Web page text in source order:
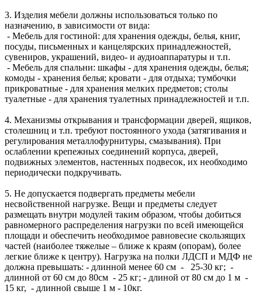
3. Изделия мебели должны использоваться только по
назначению, в зависимости от вида:
- Мебель для гостиной: для хранения одежды, белья, книг,
посуды, письменных и канцелярских принадлежностей,
сувениров, украшений, видео- и аудиоаппаратуры и т.п.
- Мебель для спальни: шкафы - для хранения одежды, белья;
комоды - хранения белья; кровати - для отдыха; тумбочки
прикроватные - для хранения мелких предметов; столы
туалетные - для хранения туалетных принадлежностей и т.п.
4. Механизмы открывания и трансформации дверей, ящиков,
столешниц и т.п. требуют постоянного ухода (затягивания и
регулирования металлофурнитуры, смазывания). При
ослаблении крепежных соединений корпуса, дверей,
подвижных элементов, настенных подвесок, их необходимо
периодически подкручивать.
5. Не допускается подвергать предметы мебели
несвойственной нагрузке. Вещи и предметы следует
размещать внутри модулей таким образом, чтобы добиться
равномерного распределения нагрузки по всей имеющейся
площади и обеспечить необходимое равновесие скользящих
частей (наиболее тяжелые – ближе к краям (опорам), более
легкие ближе к центру). Нагрузка на полки ЛДСП и МДФ не
должна превышать: - длинной менее 60 см - 25-30 кг; -
длинной от 60 см до 80см - 25 кг; - длиной от 80 см до 1 м -
15 кг, - длинной свыше 1 м - 10кг.